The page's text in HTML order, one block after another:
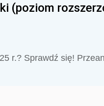
(poziom
r.? Sprawdź się!